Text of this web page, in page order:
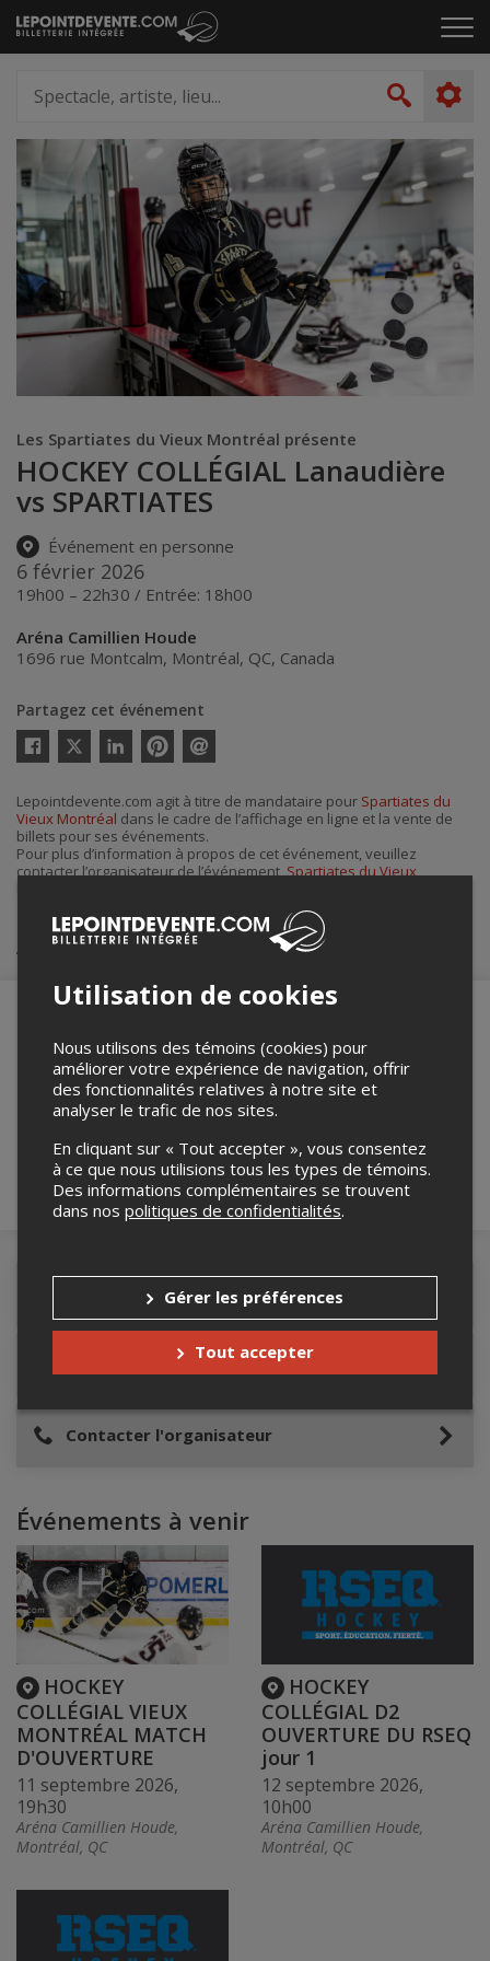
Passer
au
le
artiste,
lieu...
Les Spartiates du Vieux Montréal présente
HOCKEY COLLÉGIAL Lanaudière
vs SPARTIATES
Événement en personne
6 février 2026
19h00 – 22h30 / Entrée: 18h00
Aréna Camillien Houde
1696 rue Montcalm, Montréal, QC, Canada
Partagez cet événement
Twitter
courriel
Lepointdevente.com agit à titre de mandataire pour Spartiates du
Vieux Montréal dans le cadre de l’affichage en ligne et la vente de
billets pour ses événements.
Pour plus d’information à propos de cet événement, veuillez
contacter l’organisateur de l’événement,Spartiates du Vieux
Achat de billets
Merci de confirmer que vous n'êtes pas un
robot ci-bas.
Détails de l'événement
Lieu de l'événement
Contacter l'organisateur
Événements à venir
HOCKEY
COLLÉGIAL VIEUX
MONTRÉAL MATCH
D'OUVERTURE
11 septembre 2026,
19h30
Aréna Camillien Houde,
Montréal, QC
HOCKEY
COLLÉGIAL D2
OUVERTURE DU RSEQ
jour 1
12 septembre 2026,
10h00
Aréna Camillien Houde,
Montréal, QC
Utilisation de cookies
Nous utilisons des témoins (cookies) pour
améliorer votre expérience de navigation, offrir
des fonctionnalités relatives à notre site et
analyser le trafic de nos sites.
En cliquant sur « Tout accepter », vous consentez
à ce que nous utilisions tous les types de témoins.
Des informations complémentaires se trouvent
dans nos politiques de confidentialités.
Gérer les préférences
Tout accepter